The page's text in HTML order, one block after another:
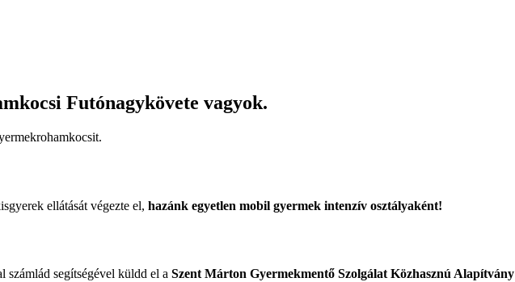
Futónagykövete vagyok.
ellátását végezte el, hazánk egyetlen mobil gyermek intenzív osztályaként!
számlád segítségével küldd el a Szent Márton Gyermekmentő Szolgálat Közhasznú Alapítvány